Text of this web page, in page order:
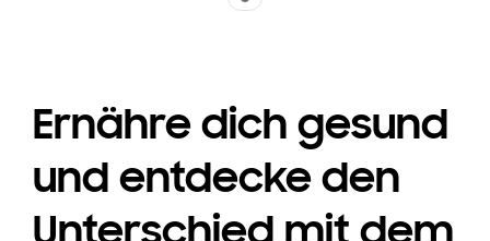
Ernähre dich gesund
und entdecke den